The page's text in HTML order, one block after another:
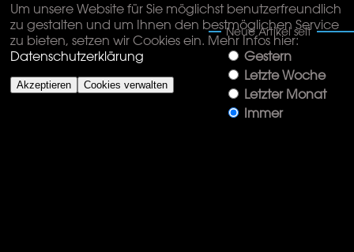
Neue Artikel seit
Gestern
Letzte Woche
Letzter Monat
Immer
Um unsere Website für Sie möglichst benutzerfreundlich
zu gestalten und um Ihnen den bestmöglichen Service
zu bieten, setzen wir Cookies ein. Mehr Infos hier:
Datenschutzerklärung
Akzeptieren Cookies verwalten